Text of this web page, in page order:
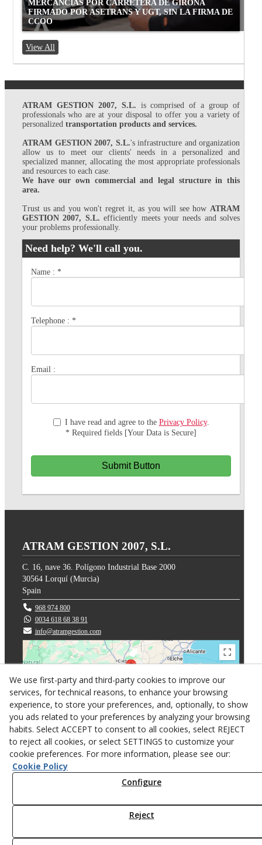
MERCANCÍAS POR CARRETERA DE GIRONA
FIRMADO POR ASETRANS Y UGT, SIN LA FIRMA DE
CCOO
View All
ATRAM GESTION 2007, S.L. is comprised of a group of
professionals who are at your disposal to offer you a variety of
personalized transportation products and services.
ATRAM GESTION 2007, S.L.'s infrastructure and organization
allow us to meet our clients' needs in a personalized and
specialized manner, allocating the most appropriate professionals
and resources to each case.
We have our own commercial and legal structure in this
area.
Trust us and you won't regret it, as you will see how ATRAM
GESTION 2007, S.L. efficiently meets your needs and solves
your problems professionally.
Need help? We'll call you.
Name : *
Telephone : *
Email :
I have read and agree to the Privacy Policy.
* Required fields [Your Data is Secure]
Submit Button
ATRAM GESTION 2007, S.L.
C. 16, nave 36. Polígono Industrial Base 2000
30564 Lorquí (Murcia)
Spain
968 974 800
0034 618 68 38 91
info@atramgestion.com
Privacy policy
Cookies
We use first-party and third-party cookies to improve our
services, for technical reasons, to enhance your browsing
experience, to store your preferences, and, optionally, to show
you ads related to your preferences by analyzing your browsing
habits. Select ACCEPT to consent to all cookies, select REJECT
to reject all cookies, or select SETTINGS to customize your
cookie preferences. For more information, please see our:
Cookie Policy
Configure
Reject